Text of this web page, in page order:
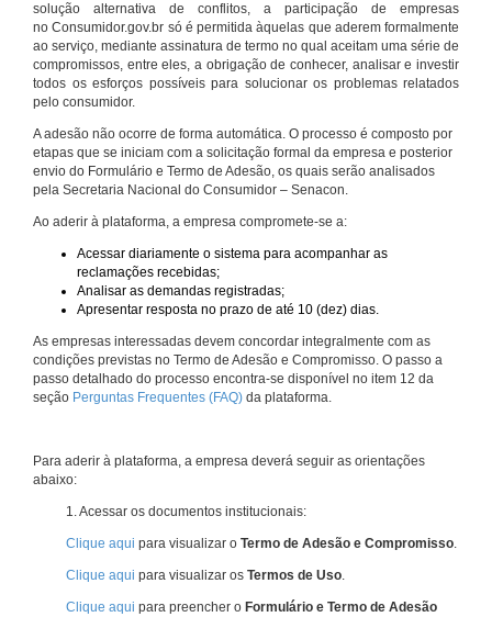
solução alternativa de conflitos, a participação de empresas
no Consumidor.gov.br só é permitida àquelas que aderem formalmente
ao serviço, mediante assinatura de termo no qual aceitam uma série de
compromissos, entre eles, a obrigação de conhecer, analisar e investir
todos os esforços possíveis para solucionar os problemas relatados
pelo consumidor.
A adesão não ocorre de forma automática. O processo é composto por
etapas que se iniciam com a solicitação formal da empresa e posterior
envio do Formulário e Termo de Adesão, os quais serão analisados
pela Secretaria Nacional do Consumidor – Senacon.
Ao aderir à plataforma, a empresa compromete-se a:
Acessar diariamente o sistema para acompanhar as
reclamações recebidas;
Analisar as demandas registradas;
Apresentar resposta no prazo de até 10 (dez) dias.
As empresas interessadas devem concordar integralmente com as
condições previstas no Termo de Adesão e Compromisso. O passo a
passo detalhado do processo encontra-se disponível no item 12 da
seção Perguntas Frequentes (FAQ) da plataforma.
Para aderir à plataforma, a empresa deverá seguir as orientações
abaixo:
1. Acessar os documentos institucionais:
Clique aqui para visualizar o Termo de Adesão e Compromisso.
Clique aqui para visualizar os Termos de Uso.
Clique aqui para preencher o Formulário e Termo de Adesão